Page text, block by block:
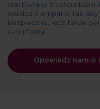
traktowany z szacunkiem.
wiedzę z empatią, tak
bezpieczne, lecz także
i komfortu.
Opowiedz nam o